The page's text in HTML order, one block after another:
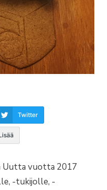
Twitter
Uutta vuotta 2017
-tukijolle, -